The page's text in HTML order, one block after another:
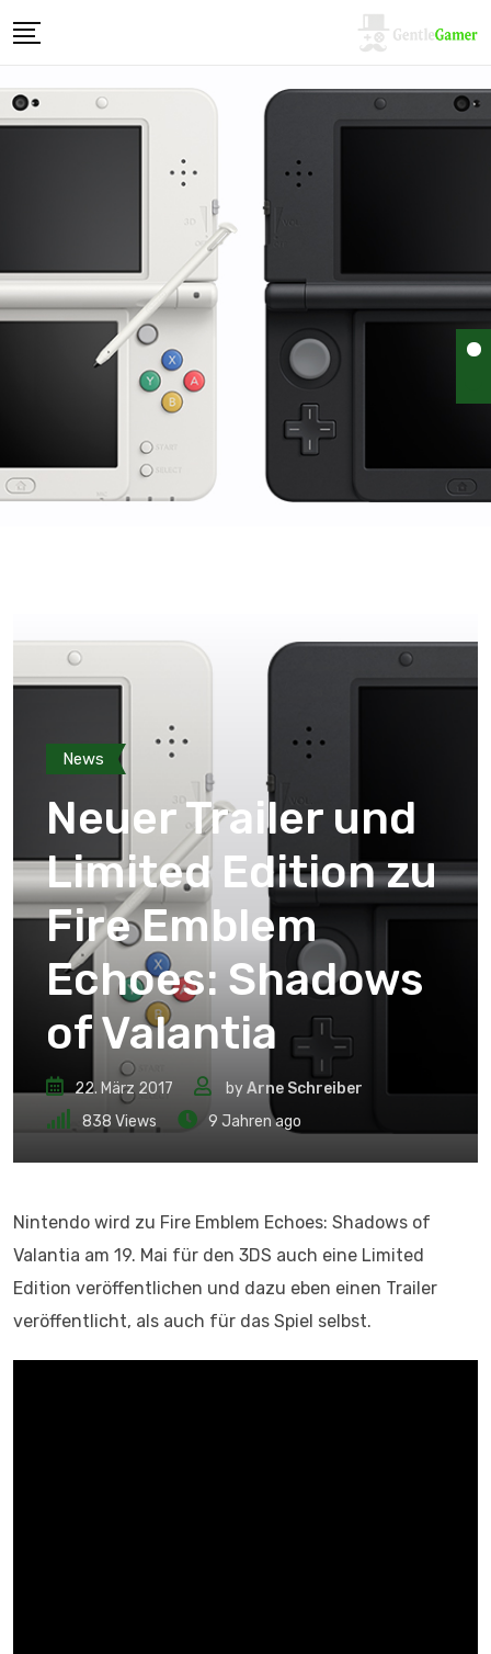
News
Neuer Trailer und
Limited Edition zu
Fire Emblem
Echoes: Shadows
of Valantia
22. März 2017 byArne Schreiber
838 Views 9 Jahren ago
Nintendo wird zu Fire Emblem Echoes: Shadows of
Valantia am 19. Mai für den 3DS auch eine Limited
Edition veröffentlichen und dazu eben einen Trailer
veröffentlicht, als auch für das Spiel selbst.